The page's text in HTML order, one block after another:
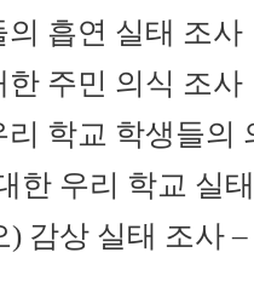
의 흡연 실태 조사
한 주민 의식 조사
리 학교 학생들의
한 우리 학교 실
) 감상 실태 조사